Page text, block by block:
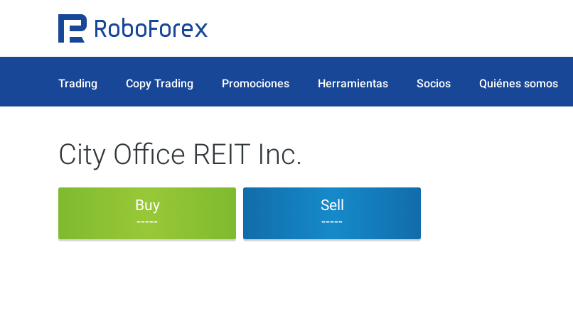
Trading Copy Trading Promociones Herramientas Socios Quiénes somos
City Office REIT Inc.
Buy
-----
Sell
-----